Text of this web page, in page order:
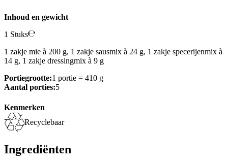
Inhoud en gewicht
1 Stuks
1 zakje mie à 200 g, 1 zakje sausmix à 24 g, 1 zakje specerijenmix à
14 g, 1 zakje dressingmix à 9 g
Portiegrootte:1 portie = 410 g
Aantal porties:5
Kenmerken
Recyclebaar
Ingrediënten